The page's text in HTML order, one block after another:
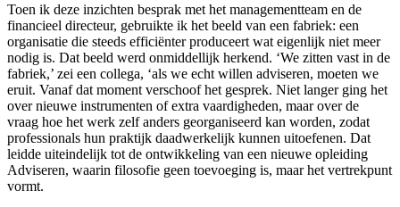
Toen ik deze inzichten besprak met het managementteam en de
financieel directeur, gebruikte ik het beeld van een fabriek: een
organisatie die steeds efficiënter produceert wat eigenlijk niet meer
nodig is. Dat beeld werd onmiddellijk herkend. ‘We zitten vast in de
fabriek,’ zei een collega, ‘als we echt willen adviseren, moeten we
eruit. Vanaf dat moment verschoof het gesprek. Niet langer ging het
over nieuwe instrumenten of extra vaardigheden, maar over de
vraag hoe het werk zelf anders georganiseerd kan worden, zodat
professionals hun praktijk daadwerkelijk kunnen uitoefenen. Dat
leidde uiteindelijk tot de ontwikkeling van een nieuwe opleiding
Adviseren, waarin filosofie geen toevoeging is, maar het vertrekpunt
vormt.